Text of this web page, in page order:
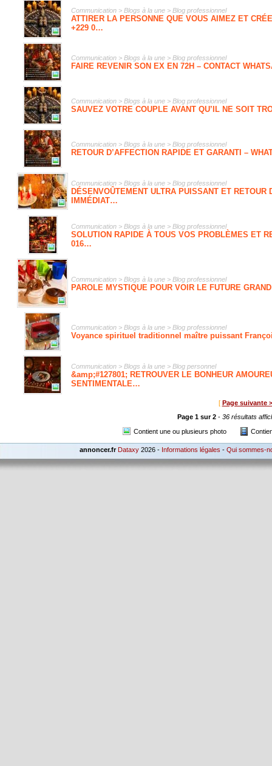
Communication > Blogs à la une > Blog professionnel
ATTIRER LA PERSONNE QUE VOUS AIMEZ ET
+229 0…
Communication > Blogs à la une > Blog professionnel
FAIRE REVENIR SON EX EN 72H – CONTACT
Communication > Blogs à la une > Blog professionnel
SAUVEZ VOTRE COUPLE AVANT QU’IL NE SOIT
Communication > Blogs à la une > Blog professionnel
RETOUR D’AFFECTION RAPIDE ET GARANTI –
Communication > Blogs à la une > Blog professionnel
DÉSENVOÛTEMENT ULTRA PUISSANT ET
IMMÉDIAT…
Communication > Blogs à la une > Blog professionnel
SOLUTION RAPIDE À TOUS VOS PROBLÈMES ET
016…
Communication > Blogs à la une > Blog professionnel
PAROLE MYSTIQUE POUR VOIR LE FUTURE
Communication > Blogs à la une > Blog professionnel
Voyance spirituel traditionnel maître puissant
Communication > Blogs à la une > Blog personnel
&amp;#127801; RETROUVER LE BONHEUR
SENTIMENTALE…
[ Page suivante
Page 1 sur 2 - 36 résultats
Contient une ou plusieurs photo
annoncer.fr Dataxy 2026 - Informations légales - Qui sommes-